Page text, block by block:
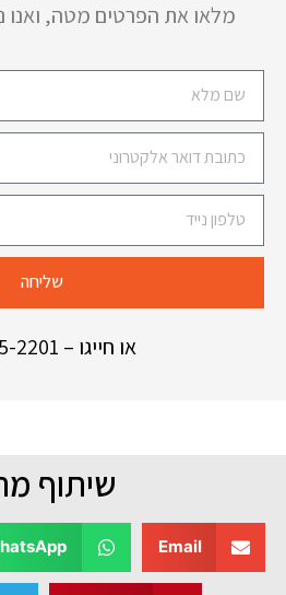
מלאו את הפרטים מטה, ואנו
שליחה
או חייגו – 2201
שיתוף
Email